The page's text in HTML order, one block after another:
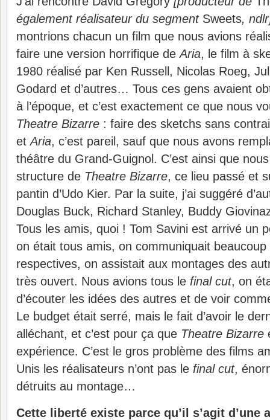
également réalisateur du segment Sweets,
montrions chacun un film que nous avions
faire une version horrifique deAria, le film à
1980 réalisé par Ken Russell, Nicolas Roeg,
Godard et d’autres… Tous ces gens avaient
à l’époque, et c’est exactement ce que nous
Theatre Bizarre : faire des sketchs sans
etAria, c’est pareil, sauf que nous avons
théâtre du Grand-Guignol. C’est ainsi que
structure de Theatre Bizarre, ce lieu passé et
pantin d’Udo Kier. Par la suite, j’ai suggéré
Douglas Buck, Richard Stanley, Buddy
Tous les amis, quoi ! Tom Savini est arrivé un
on était tous amis, on communiquait
respectives, on assistait aux montages des
très ouvert. Nous avions tous le final cut, on
d’écouter les idées des autres et de voir
Le budget était serré, mais le fait d’avoir le
alléchant, et c’est pour ça que Theatre Bizarre
expérience. C’est le gros problème des films
Unis les réalisateurs n’ont pas le final cut,
détruits au montage…
Cette liberté existe parce qu’il s’agit d’une